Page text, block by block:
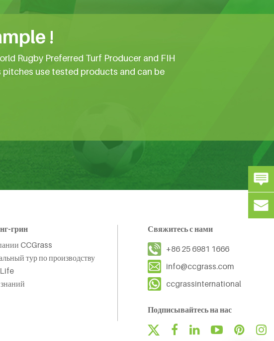
!
Rugby Preferred Turf Producer and FIH
pitches use tested products and can be
грин
CCGrass
тур по производству
Свяжитесь с нами
+86 25 6981 1666
info@ccgrass.com
ccgrassinternational
Подписывайтесь на нас